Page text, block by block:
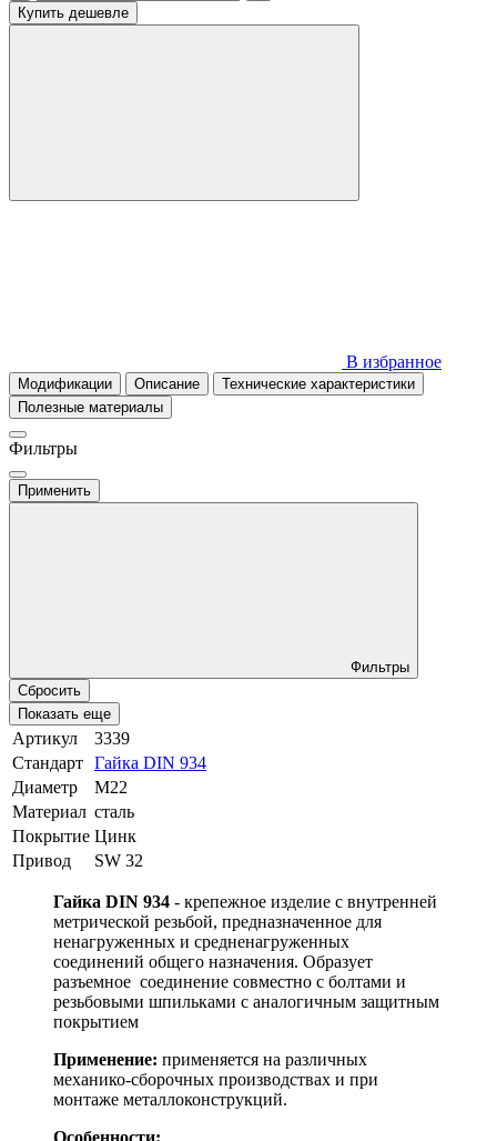
Купить дешевле
В избранное
Модификации Описание
Технические характеристики
Полезные материалы
Фильтры
Применить
Фильтры
Сбросить
Показать еще
Артикул
3339
Стандарт Гайка DIN 934
Диаметр
М22
Материал сталь
Покрытие Цинк
Привод
SW 32
Гайка DIN 934 - крепежное изделие с внутренней
метрической резьбой, предназначенное для
ненагруженных и средненагруженных
соединений общего назначения. Образует
разъемное соединение совместно с болтами и
резьбовыми шпильками с аналогичным защитным
покрытием
Применение: применяется на различных
механико-сборочных производствах и при
монтаже металлоконструкций.
Особенности: